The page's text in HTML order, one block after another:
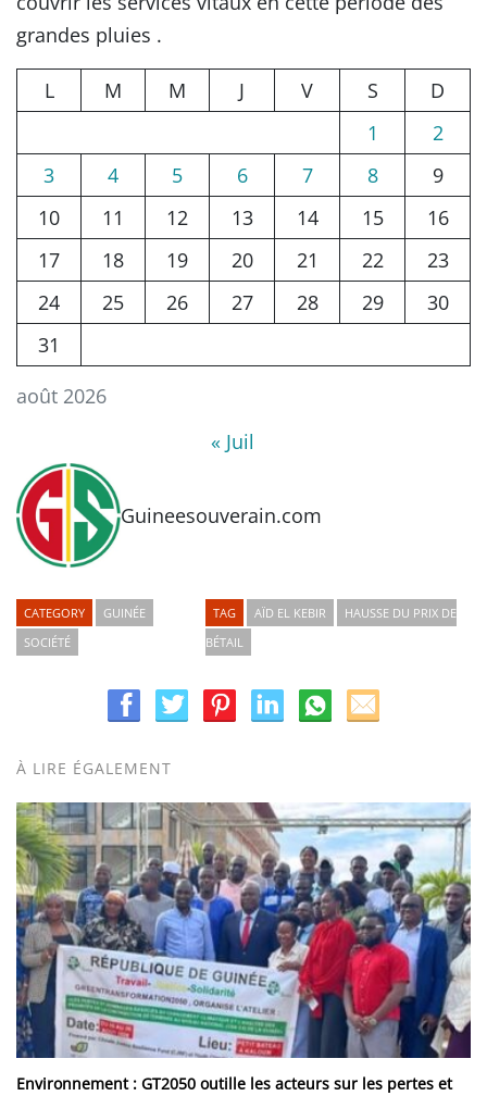
grandes pluies .
août 2026
L M M J V S
D
1
2
3
4 5 6 7 8
9
10
11 12 13 14 15
16
17
18 19 20 21 22
23
24
25 26 27 28 29
30
31
« Juil
Guineesouverain.com
CATEGORY
GUINÉE
SOCIÉTÉ
TAG AÏD EL KEBIR
HAUSSE DU PRIX DE
BÉTAIL
À LIRE ÉGALEMENT
Environnement : GT2050 outille les acteurs sur les pertes et